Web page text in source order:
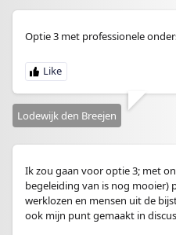
Optie 3 met professionele
Lodewijk den Breejen
Ik zou gaan voor optie 3; met
begeleiding van is nog mooier)
werklozen en mensen uit de
ook mijn punt gemaakt in